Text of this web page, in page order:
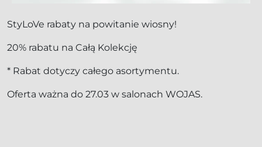
StyLoVe rabaty na powitanie wiosny!
20% rabatu na Całą Kolekcję
* Rabat dotyczy całego asortymentu.
Oferta ważna do 27.03 w salonach WOJAS.